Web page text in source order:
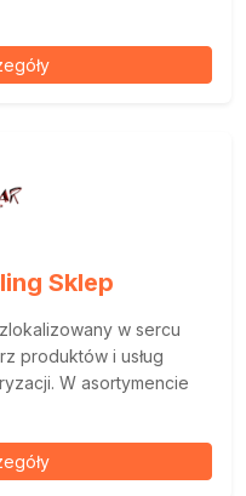
Sklep
w sercu
produktów i usług
W asortymencie